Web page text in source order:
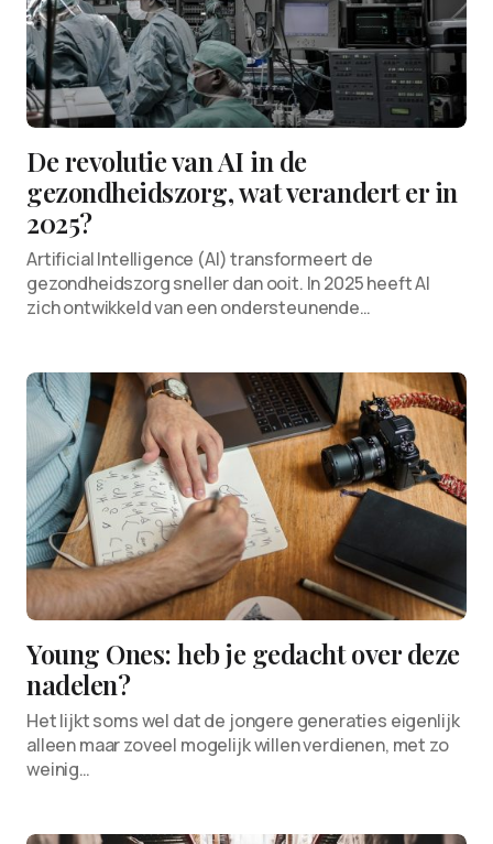
De revolutie van AI in de
gezondheidszorg, wat verandert er in
2025?
Artificial Intelligence (AI) transformeert de
gezondheidszorg sneller dan ooit. In 2025 heeft AI
zich ontwikkeld van een ondersteunende…
Young Ones: heb je gedacht over deze
nadelen?
Het lijkt soms wel dat de jongere generaties eigenlijk
alleen maar zoveel mogelijk willen verdienen, met zo
weinig…